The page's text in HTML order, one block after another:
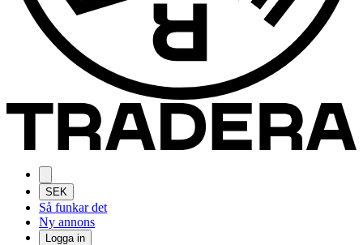
SEK
Så funkar det
Ny annons
Logga in